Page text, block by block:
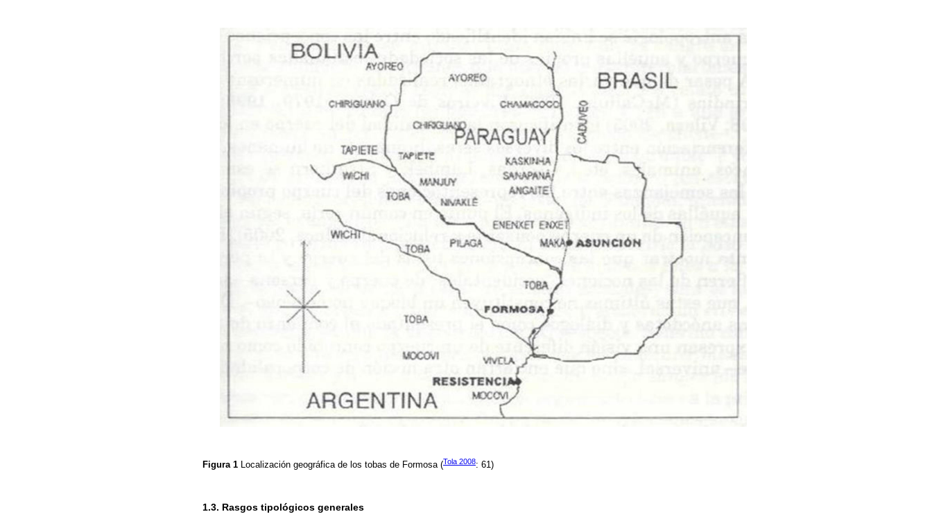
Figura 1 Localización geográfica de los tobas de Formosa (Tola 2008: 61)
1.3. Rasgos tipológicos generales